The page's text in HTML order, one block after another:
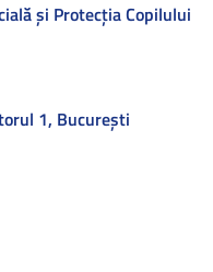
şi Protecţia Copilului
1, Bucureşti